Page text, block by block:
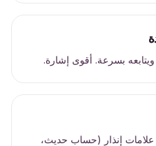
بسرعة. أقوى إشارة.
علامات إنذار (حساب حديث،